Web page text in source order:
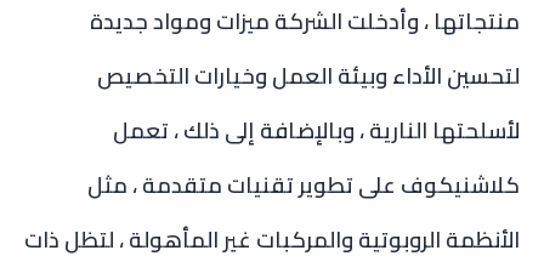
منتجاتها ، وأدخلت الشركة ميزات ومواد جديدة
لتحسين الأداء وبيئة العمل وخيارات التخصيص
لأسلحتها النارية ، وبالإضافة إلى ذلك ، تعمل
كلاشنيكوف على تطوير تقنيات متقدمة ، مثل
الأنظمة الروبوتية والمركبات غير المأهولة ، لتظل ذات